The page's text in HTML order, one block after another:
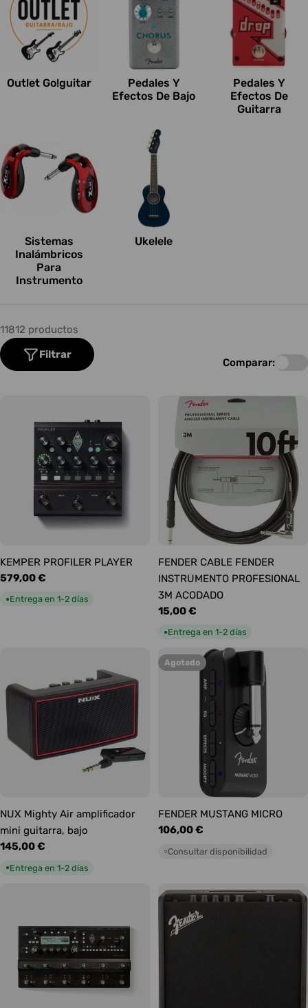
Outlet Go!guitar
Pedales Y
Efectos De Bajo
Pedales Y
Efectos De
Guitarra
Sistemas
Inalámbricos
Para
Instrumento
Ukelele
11812 productos
Filtrar
Comparar:
KEMPER PROFILER PLAYER
Precio
habitual
579,00 €
●Entrega en 1-2 días
FENDER CABLE FENDER
INSTRUMENTO PROFESIONAL
3M ACODADO
Precio
habitual
15,00 €
●Entrega en 1-2 días
NUX Mighty Air amplificador
mini guitarra, bajo
Precio
145,00 €
●Entrega en 1-2 días
Agotado
FENDER MUSTANG MICRO
Precio
106,00 €
○Consultar disponibilidad